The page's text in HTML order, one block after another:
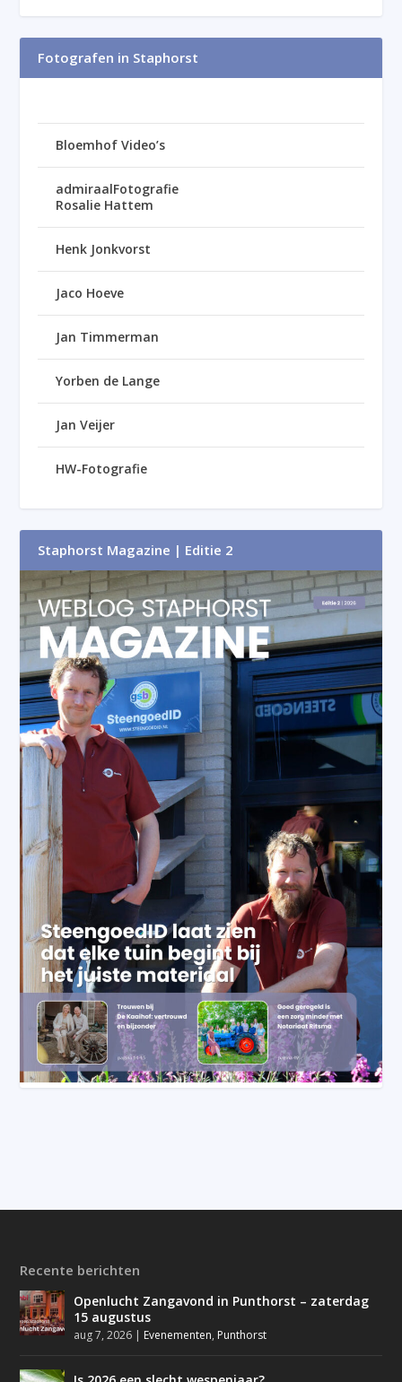
Fotografen in Staphorst
Bloemhof Video’s
admiraalFotografie
Rosalie Hattem
Henk Jonkvorst
Jaco Hoeve
Jan Timmerman
Yorben de Lange
Jan Veijer
HW-Fotografie
Staphorst Magazine | Editie 2
Recente berichten
Openlucht Zangavond in Punthorst – zaterdag
15 augustus
aug 7, 2026 | Evenementen, Punthorst